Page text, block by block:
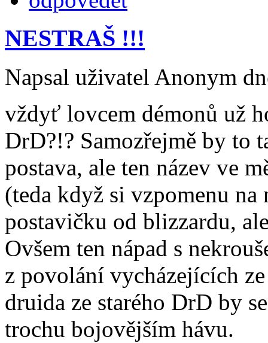
NESTRAŠ !!!
Napsal uživatel Anonym
vždyť lovcem démonů už
DrD?!? Samozřejmě by to
postava, ale ten název ve
(teda když si vzpomenu
postavičku od blizzardu,
Ovšem ten nápad s
z povolání vycházejících
druida ze starého DrD by
trochu bojovějším hávu.